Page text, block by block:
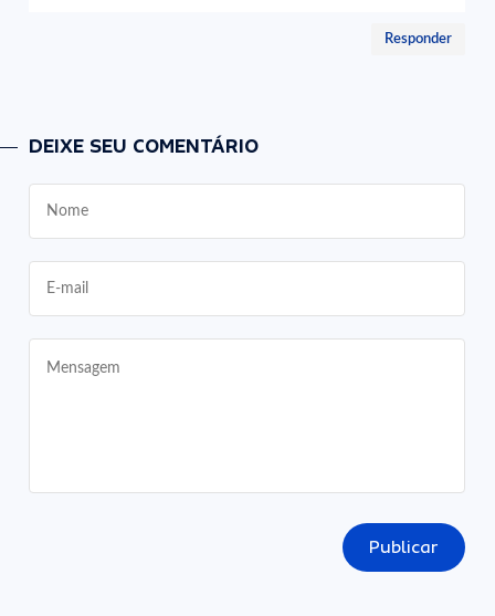
Responder
DEIXE SEU COMENTÁRIO
Publicar